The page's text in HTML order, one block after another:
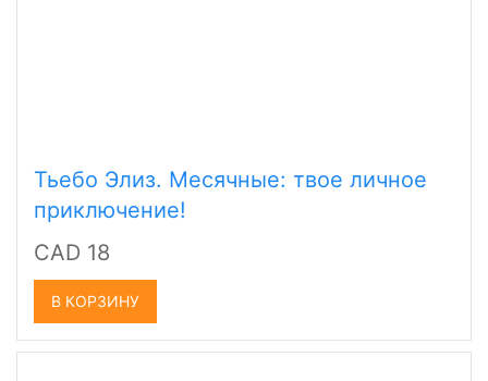
Тьебо Элиз. Месячные: твое личное
приключение!
CAD 18
В КОРЗИНУ